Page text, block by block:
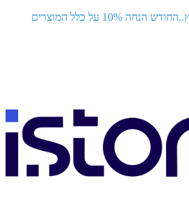
על כלל המוצרים